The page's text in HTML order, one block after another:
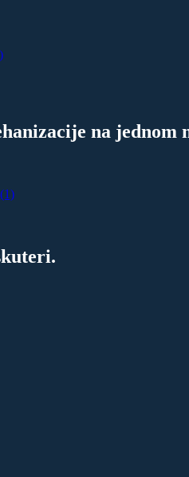
na jednom